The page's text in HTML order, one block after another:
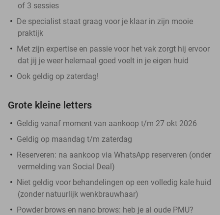
of 3 sessies
De specialist staat graag voor je klaar in zijn mooie
praktijk
Met zijn expertise en passie voor het vak zorgt hij ervoor
dat jij je weer helemaal goed voelt in je eigen huid
Ook geldig op zaterdag!
Grote kleine letters
Geldig vanaf moment van aankoop t/m 27 okt 2026
Geldig op maandag t/m zaterdag
Reserveren: na aankoop via WhatsApp reserveren (onder
vermelding van Social Deal)
Niet geldig voor behandelingen op een volledig kale huid
(zonder natuurlijk wenkbrauwhaar)
Powder brows en nano brows: heb je al oude PMU?